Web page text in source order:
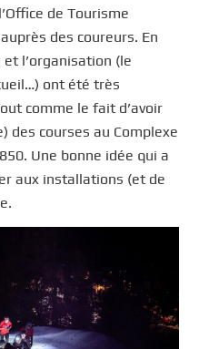
de Tourisme
des coureurs. En
l’organisation (le
ont été très
comme le fait d’avoir
des courses au Complexe
Une bonne idée qui a
aux installations (et de